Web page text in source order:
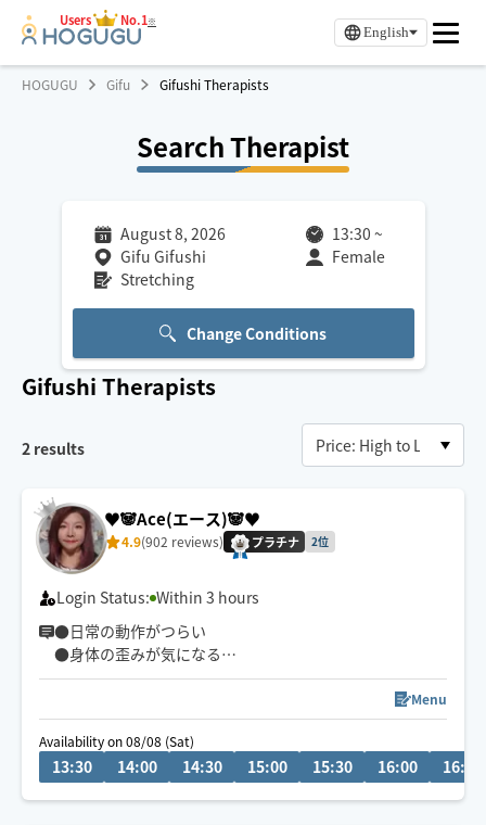
Users No.1※
English
HOGUGU Gifu Gifushi Therapists
Search Therapist
August 8, 2026 13:30 ~
Gifu Gifushi
Female
Stretching
Change Conditions
Gifushi Therapists
2 results
♥️🐼Ace(エース)🐼♥️
4.9(902 reviews) プラチナ 2位
Login Status: Within 3 hours
●日常の動作がつらい
●身体の歪みが気になる
●趣味や仕事のパフォーマンスを良くしたい
どんなお悩みにも真摯に向き合い身体の痛みや不調、お
客様の気になる所をその場しのぎではなく"根本"から対
応させて頂きます
Menu
Availability on 08/08 (Sat)
13:30 14:00 14:30 15:00 15:30 16:00 16:30